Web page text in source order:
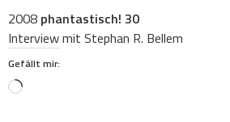
2008 phantastisch! 30
Interview mit Stephan R. Bellem
Gefällt mir:
Loading…